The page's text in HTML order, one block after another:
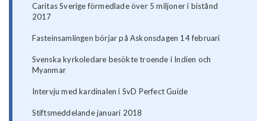
Caritas Sverige förmedlade över 5 miljoner i bistånd
2017
Fasteinsamlingen börjar på Askonsdagen 14 februari
Svenska kyrkoledare besökte troende i Indien och
Myanmar
Intervju med kardinalen i SvD Perfect Guide
Stiftsmeddelande januari 2018